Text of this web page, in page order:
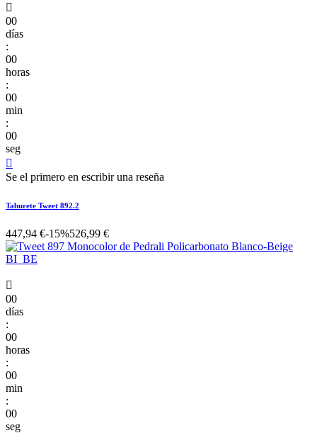

00
días
:
00
horas
:
00
min
:
00
seg

Se el primero en escribir una reseña
Taburete Tweet 892.2
447,94 €-15%526,99 €

00
días
:
00
horas
:
00
min
:
00
seg